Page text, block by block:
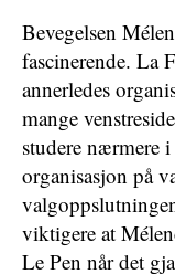
Bevegelsen
fascinerende. La
annerledes
mange
studere nærmere
organisasjon på
viktigere at
Le Pen når det